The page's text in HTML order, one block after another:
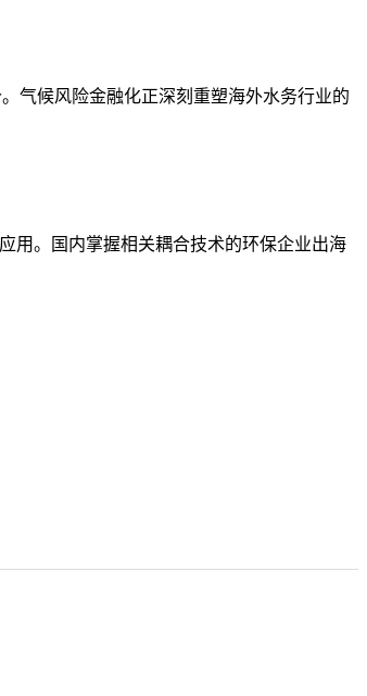
气候风险金融化正深刻重塑海外水务行业的
用。国内掌握相关耦合技术的环保企业出海